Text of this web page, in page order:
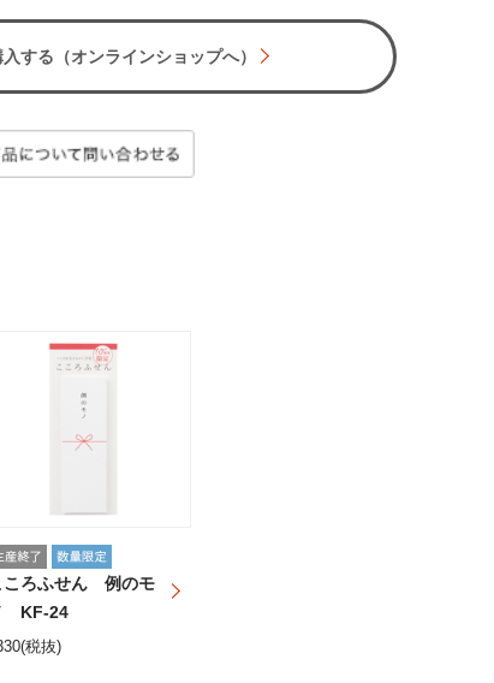
入する（オンラインショップへ）
ころふせん 例のモ
KF-24
(税抜)